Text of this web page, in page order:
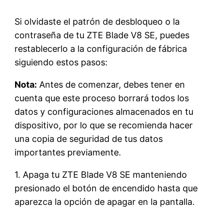
Si olvidaste el patrón de desbloqueo o la
contraseña de tu ZTE Blade V8 SE, puedes
restablecerlo a la configuración de fábrica
siguiendo estos pasos:
Nota: Antes de comenzar, debes tener en
cuenta que este proceso borrará todos los
datos y configuraciones almacenados en tu
dispositivo, por lo que se recomienda hacer
una copia de seguridad de tus datos
importantes previamente.
1. Apaga tu ZTE Blade V8 SE manteniendo
presionado el botón de encendido hasta que
aparezca la opción de apagar en la pantalla.